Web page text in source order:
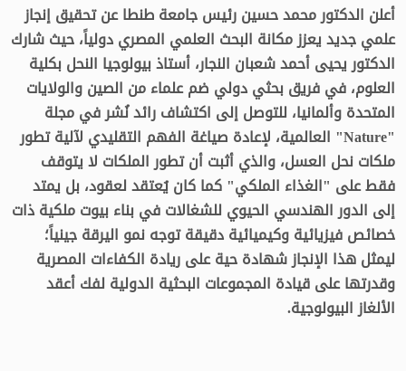
أعلن الدكتور محمد حسين رئيس جامعة طنطا عن تحقيق إنجاز
علمي جديد يعزز مكانة البحث العلمي المصري دولياً، حيث شارك
الدكتور يحيى أحمد شعبان النجار، أستاذ بيولوجيا النحل بكلية
العلوم، في فريق بحثي دولي ضم علماء من الصين والولايات
المتحدة وألمانيا، للتوصل إلى اكتشاف رائد نُشر في مجلة
"Nature" العالمية، لإعادة صياغة الفهم التقليدي لآلية تطور
ملكات نحل العسل، والذي أثبت أن تطور الملكات لا يتوقف
فقط على "الغذاء الملكي" كما كان يُعتقد لعقود، بل يمتد
إلى الدور الهندسي الحيوي للشغالات في بناء بيوت ملكية ذات
خصائص فيزيائية وكيميائية دقيقة توجه نمو اليرقة جينياً؛
ليمثل هذا الإنجاز شهادة حية على ريادة الكفاءات المصرية
وقدرتها على قيادة المجموعات البحثية الدولية لفك أعقد
الألغاز البيولوجية.